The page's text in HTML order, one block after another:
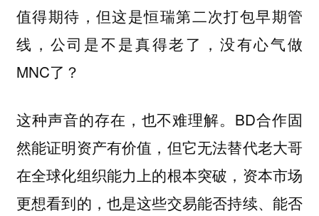
值得期待，但这是恒瑞第二次打包早期管
线，公司是不是真得老了，没有心气做
MNC了？
这种声音的存在，也不难理解。BD合作固
然能证明资产有价值，但它无法替代老大哥
在全球化组织能力上的根本突破，资本市场
更想看到的，也是这些交易能否持续、能否